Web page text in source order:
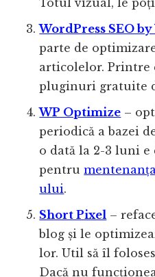
Totul vizual, le
WordPress SEO by
parte de
articolelor. Printre
pluginuri gratuite
WP Optimize –
periodică a bazei
o dată la 2-3 luni e
pentru
ului.
Short Pixel –
blog și le
lor. Util să îl
Dacă nu